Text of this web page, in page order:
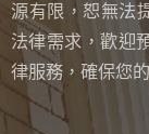
源有限，恕無法
法律需求，歡迎
律服務，確保您